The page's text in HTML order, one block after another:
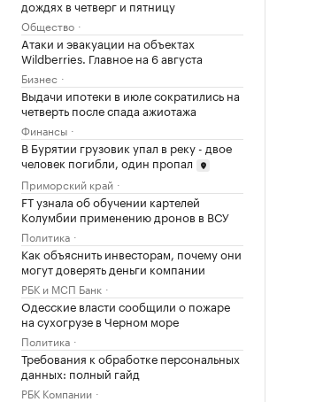
дождях в четверг и пятницу
Общество
Атаки и эвакуации на объектах
Wildberries. Главное на 6 августа
Бизнес
Выдачи ипотеки в июле сократились на
четверть после спада ажиотажа
Финансы
В Бурятии грузовик упал в реку - двое
человек погибли, один пропал
Приморский край
FT узнала об обучении картелей
Колумбии применению дронов в ВСУ
Политика
Как объяснить инвесторам, почему они
могут доверять деньги компании
РБК и МСП Банк
Одесские власти сообщили о пожаре
на сухогрузе в Черном море
Политика
Требования к обработке персональных
данных: полный гайд
РБК Компании